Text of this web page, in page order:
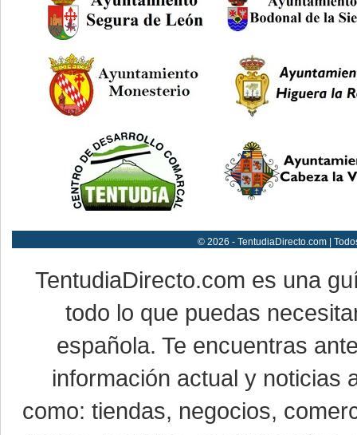
© 2026 - TentudiaDirecto.com |
TentudiaDirecto.com es una
todo lo que puedas
española. Te encuentras
información actual y noticias
como: tiendas, negocios,